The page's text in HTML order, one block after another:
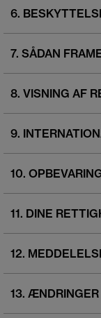
6.
7. SÅDAN
8. VISNING AF
9.
10.
11. DINE
12.
13. ÆNDRINGER